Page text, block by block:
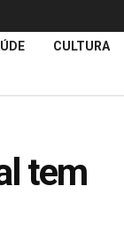
CULTURA
tem